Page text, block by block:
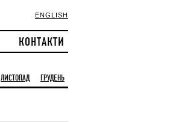
ENGLISH
КОНТАКТИ
ЛИСТОПАД ГРУДЕНЬ